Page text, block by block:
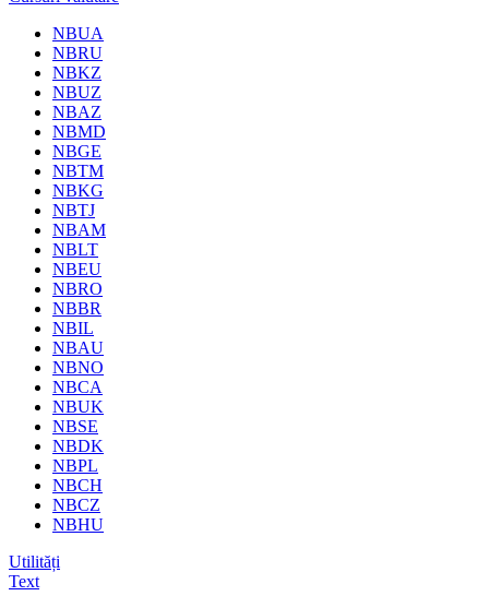
NBUA
NBRU
NBKZ
NBUZ
NBAZ
NBMD
NBGE
NBTM
NBKG
NBTJ
NBAM
NBLT
NBEU
NBRO
NBBR
NBIL
NBAU
NBNO
NBCA
NBUK
NBSE
NBDK
NBPL
NBCH
NBCZ
NBHU
Utilități
Text